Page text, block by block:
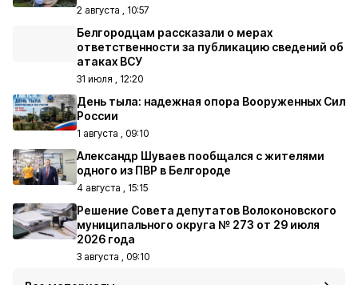
2 августа , 10:57
Белгородцам рассказали о мерах
ответственности за публикацию сведений об
атаках ВСУ
31 июля , 12:20
День тыла: надежная опора Вооруженных Сил
России
1 августа , 09:10
Александр Шуваев пообщался с жителями
одного из ПВР в Белгороде
4 августа , 15:15
Решение Совета депутатов Волоконовского
муниципального округа № 273 от 29 июля
2026 года
3 августа , 09:10